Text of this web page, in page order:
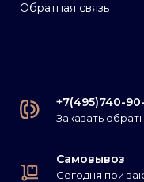
Обратная связь
+7(495)740-
Заказать
Самовывоз
Сегодня при